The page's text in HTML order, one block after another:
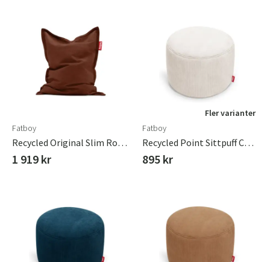
Fatboy
Recycled Original Slim Royal Sittsäck Velvet Tobacco
1 919 kr
Fler varianter
Fatboy
Recycled Point Sittpuff Cord Cream
895 kr